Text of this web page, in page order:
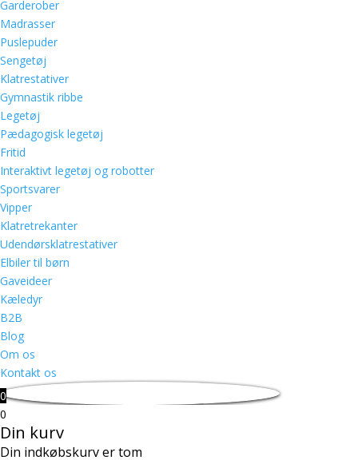
Garderober
Madrasser
Puslepuder
Sengetøj
Klatrestativer
Gymnastik ribbe
Legetøj
Pædagogisk legetøj
Fritid
Interaktivt legetøj og robotter
Sportsvarer
Vipper
Klatretrekanter
Udendørsklatrestativer
Elbiler til børn
Gaveideer
Kæledyr
B2B
Blog
Om os
Kontakt os
0
0
Din kurv
Din indkøbskurv er tom